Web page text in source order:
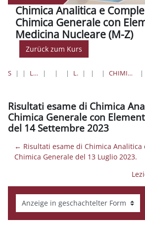
Chimica Analitica e
Chimica Generale con
Medicina Nucleare (M-Z)
Zurück zum Kurs
KURSE
LAUREE TRIENNALI, MAGISTRALI, A CICLO UNICO FARMACIA E MEDICINA AREA FARMACEUTICA LAUREE MAGISTRALI A CICLO UNICO FARMACIA
II ANNO I CHIMICA ANALITICA E COMPLEMENTI DI CHIMICA GENERALE CON ELEMENTI DI MEDICINA NUCLEARE (M-Z)
Risultati esame di Chimica
Chimica Generale con
del 14 Settembre 2023
← Risultati esame di Chimica Analitica
Chimica Generale del 13 Luglio 2023.
Anzeigemodus